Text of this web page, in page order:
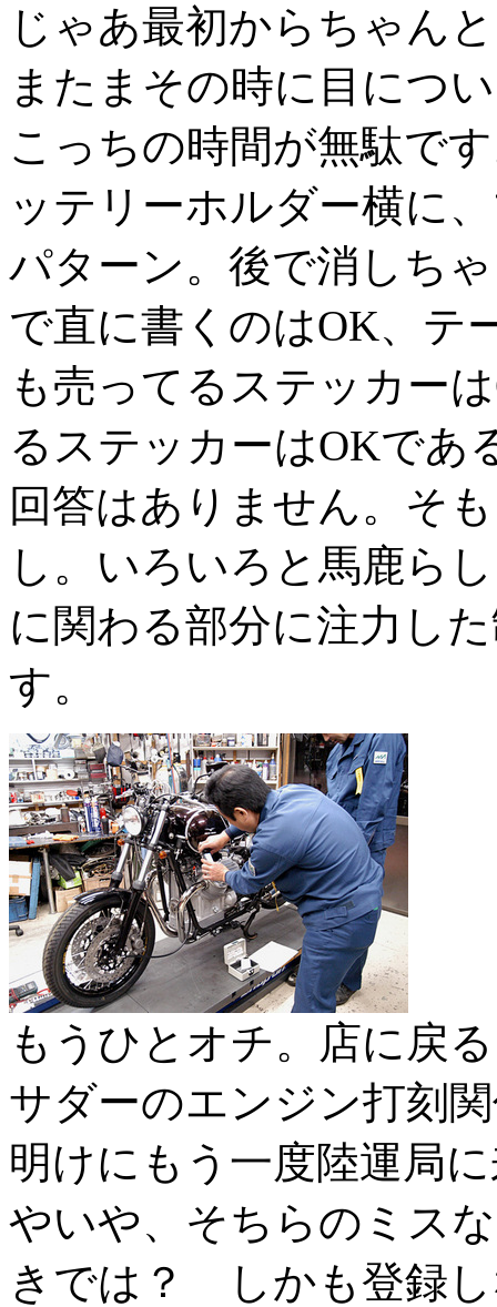
じゃあ最初からちゃん
またまその時に目につ
こっちの時間が無駄で
ッテリーホルダー横に
パターン。後で消しち
で直に書くのはOK、テ
も売ってるステッカー
るステッカーはOKであ
回答はありません。そ
し。いろいろと馬鹿ら
に関わる部分に注力し
す。
もうひとオチ。店に戻
サダーのエンジン打刻
明けにもう一度陸運局
やいや、そちらのミス
きでは？ しかも登録